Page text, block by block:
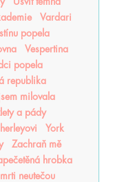
Vardari
popela
Vespertina
popela
republika
milovala
a pády
York
Zachraň mě
hrobka
neutečou